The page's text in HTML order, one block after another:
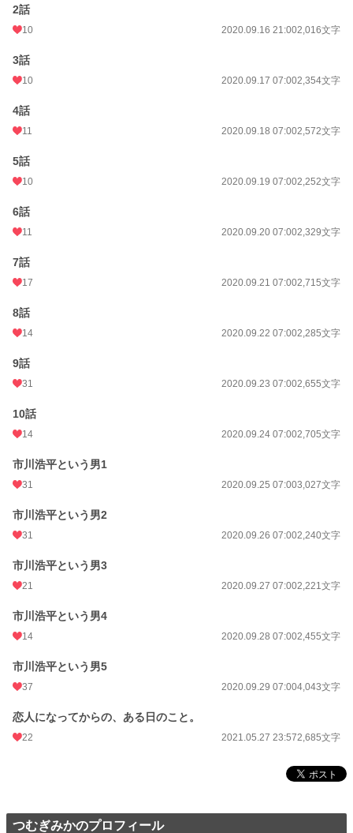
文字数
週間ポイント
年間ポイント
累計ポイント
2話
10 2020.09.16 21:002,016文字
3話
10 2020.09.17 07:002,354文字
4話
11 2020.09.18 07:002,572文字
5話
10 2020.09.19 07:002,252文字
6話
11 2020.09.20 07:002,329文字
7話
17 2020.09.21 07:002,715文字
8話
14 2020.09.22 07:002,285文字
9話
31 2020.09.23 07:002,655文字
10話
14 2020.09.24 07:002,705文字
市川浩平という男1
31 2020.09.25 07:003,027文字
市川浩平という男2
31 2020.09.26 07:002,240文字
市川浩平という男3
21 2020.09.27 07:002,221文字
市川浩平という男4
14 2020.09.28 07:002,455文字
市川浩平という男5
37 2020.09.29 07:004,043文字
恋人になってからの、ある日のこと。
22 2021.05.27 23:572,685文字
つむぎみかのプロフィール